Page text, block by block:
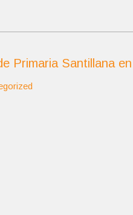
Primaria Santillana